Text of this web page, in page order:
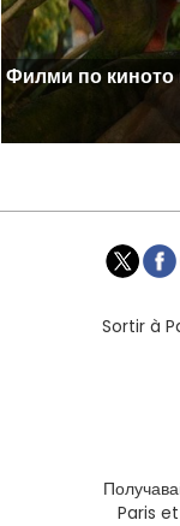
Филми по киното
Sortir à
Paris